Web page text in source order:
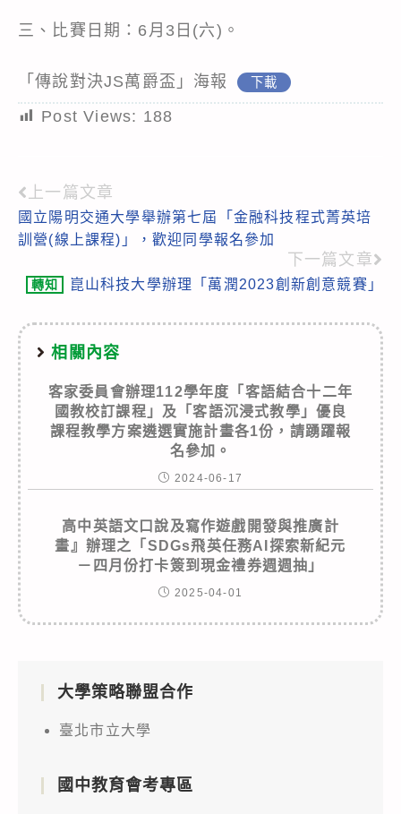
三、比賽日期：6月3日(六)。
「傳說對決JS萬爵盃」海報 下載
Post Views: 188
Read
more
上一篇文章
國立陽明交通大學舉辦第七屆「金融科技程式菁英培
訓營(線上課程)」，歡迎同學報名參加
下一篇文章
轉知 崑山科技大學辦理「萬潤2023創新創意競賽」
相關內容
客家委員會辦理112學年度「客語結合十二年
國教校訂課程」及「客語沉浸式教學」優良
課程教學方案遴選實施計畫各1份，請踴躍報
名參加。
2024-06-17
高中英語文口說及寫作遊戲開發與推廣計
畫』辦理之「SDGs飛英任務AI探索新紀元
－四月份打卡簽到現金禮券週週抽」
2025-04-01
大學策略聯盟合作
臺北市立大學
國中教育會考專區